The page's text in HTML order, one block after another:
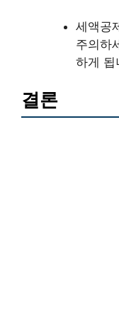
세액공
주의하
하게 됩
결론